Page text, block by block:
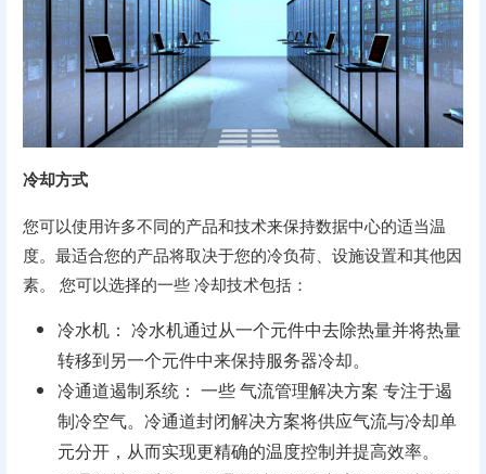
冷却方式
您可以使用许多不同的产品和技术来保持数据中心的适当温
度。最适合您的产品将取决于您的冷负荷、设施设置和其他因
素。 您可以选择的一些 冷却技术包括：
冷水机： 冷水机通过从一个元件中去除热量并将热量
转移到另一个元件中来保持服务器冷却。
冷通道遏制系统： 一些 气流管理解决方案 专注于遏
制冷空气。冷通道封闭解决方案将供应气流与冷却单
元分开，从而实现更精确的温度控制并提高效率。